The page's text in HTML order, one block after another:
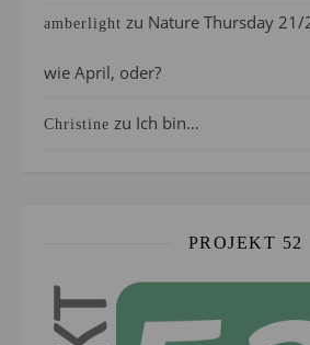
amberlight zu Nature Thursday
wie April, oder?
Christine zu Ich bin…
PROJEKT 52